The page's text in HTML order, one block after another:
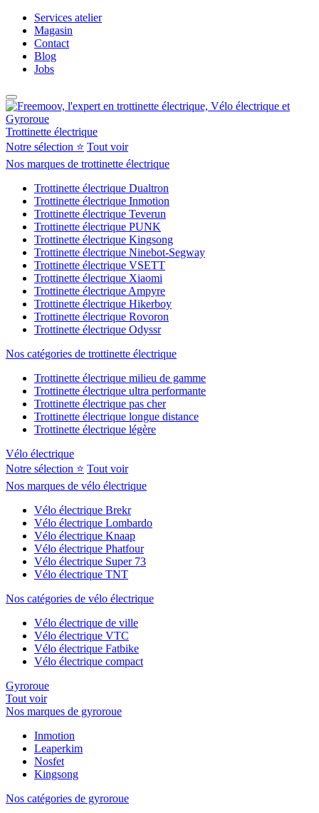
Services atelier
Magasin
Contact
Blog
Jobs
Trottinette électrique
Notre sélection ⭐ Tout voir
Nos marques de trottinette électrique
Trottinette électrique Dualtron
Trottinette électrique Inmotion
Trottinette électrique Teverun
Trottinette électrique PUNK
Trottinette électrique Kingsong
Trottinette électrique Ninebot-Segway
Trottinette électrique VSETT
Trottinette électrique Xiaomi
Trottinette électrique Ampyre
Trottinette électrique Hikerboy
Trottinette électrique Rovoron
Trottinette électrique Odyssr
Nos catégories de trottinette électrique
Trottinette électrique milieu de gamme
Trottinette électrique ultra performante
Trottinette électrique pas cher
Trottinette électrique longue distance
Trottinette électrique légère
Vélo électrique
Notre sélection ⭐ Tout voir
Nos marques de vélo électrique
Vélo électrique Brekr
Vélo électrique Lombardo
Vélo électrique Knaap
Vélo électrique Phatfour
Vélo électrique Super 73
Vélo électrique TNT
Nos catégories de vélo électrique
Vélo électrique de ville
Vélo électrique VTC
Vélo électrique Fatbike
Vélo électrique compact
Gyroroue
Tout voir
Nos marques de gyroroue
Inmotion
Leaperkim
Nosfet
Kingsong
Nos catégories de gyroroue